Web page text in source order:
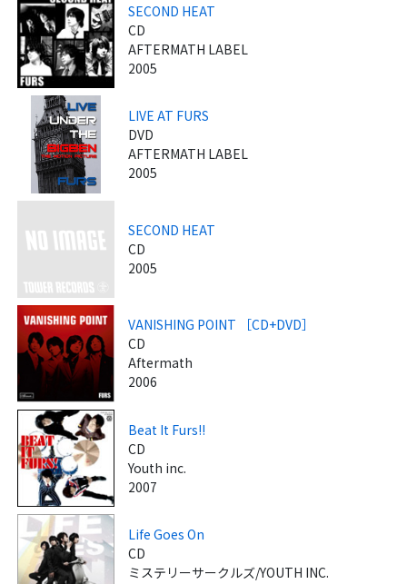
SECOND HEAT
CD
AFTERMATH LABEL
2005
LIVE AT FURS
DVD
AFTERMATH LABEL
2005
SECOND HEAT
CD
2005
VANISHING POINT ［CD+DVD］
CD
Aftermath
2006
Beat It Furs!!
CD
Youth inc.
2007
Life Goes On
CD
ミステリーサークルズ/YOUTH INC.